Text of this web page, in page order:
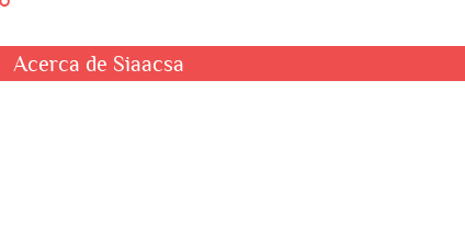
Acerca de Siaacsa